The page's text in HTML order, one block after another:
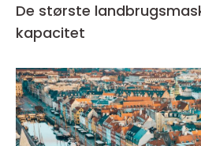
De største
kapacitet